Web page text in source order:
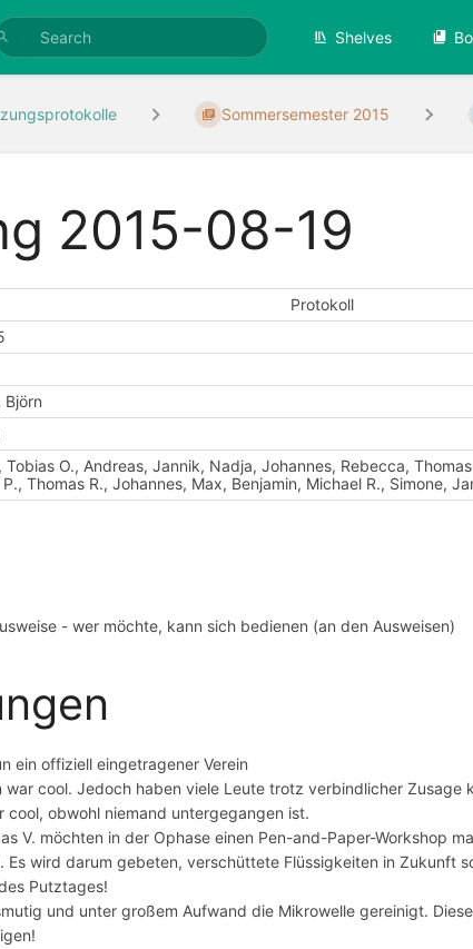
Shelves
Sommersemester 2015
2015-08-19
Protokoll
Björn
Tobias O., Andreas, Jannik, Nadja, Johannes, Rebecca,
Thomas R., Johannes, Max, Benjamin, Michael R., Simone,
- wer möchte, kann sich bedienen (an den Ausweisen)
ein offiziell eingetragener Verein
war cool. Jedoch haben viele Leute trotz verbindlicher Zusage
cool, obwohl niemand untergegangen ist.
V. möchten in der Ophase einen Pen-and-Paper-Workshop
Es wird darum gebeten, verschüttete Flüssigkeiten in Zukunft
Putztages!
und unter großem Aufwand die Mikrowelle gereinigt.